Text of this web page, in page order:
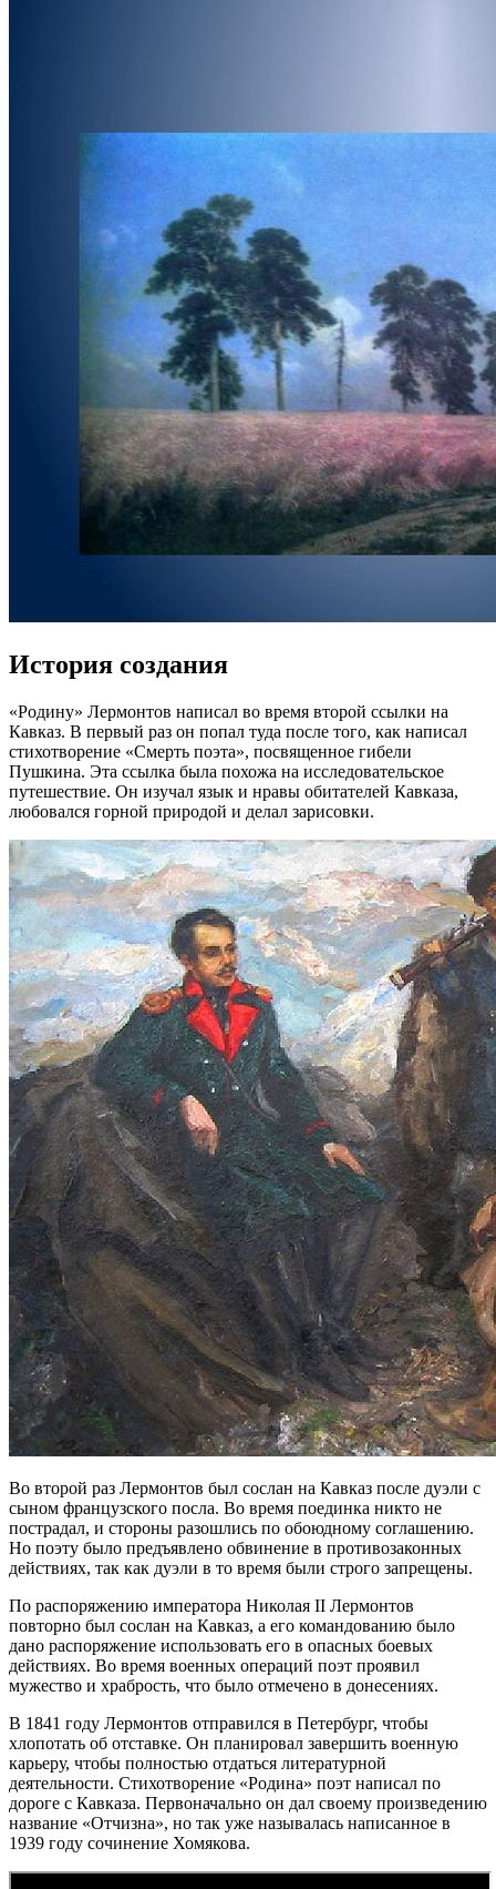
История создания
«Родину» Лермонтов написал во время второй ссылки на
Кавказ. В первый раз он попал туда после того, как написал
стихотворение «Смерть поэта», посвященное гибели
Пушкина. Эта ссылка была похожа на исследовательское
путешествие. Он изучал язык и нравы обитателей Кавказа,
любовался горной природой и делал зарисовки.
Во второй раз Лермонтов был сослан на Кавказ после дуэли с
сыном французского посла. Во время поединка никто не
пострадал, и стороны разошлись по обоюдному соглашению.
Но поэту было предъявлено обвинение в противозаконных
действиях, так как дуэли в то время были строго запрещены.
По распоряжению императора Николая II Лермонтов
повторно был сослан на Кавказ, а его командованию было
дано распоряжение использовать его в опасных боевых
действиях. Во время военных операций поэт проявил
мужество и храбрость, что было отмечено в донесениях.
В 1841 году Лермонтов отправился в Петербург, чтобы
хлопотать об отставке. Он планировал завершить военную
карьеру, чтобы полностью отдаться литературной
деятельности. Стихотворение «Родина» поэт написал по
дороге с Кавказа. Первоначально он дал своему произведению
название «Отчизна», но так уже называлась написанное в
1939 году сочинение Хомякова.